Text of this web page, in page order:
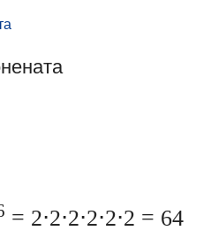
= 2⋅2⋅2⋅2⋅2⋅2 = 64